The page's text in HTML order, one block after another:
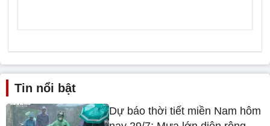
Tin nổi bật
Dự báo thời tiết miền Nam hôm